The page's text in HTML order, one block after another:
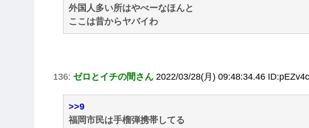
外国人多い所はやべーなほんと
ここは昔からヤバイわ
136: ゼロとイチの間さん 2022/03/28(月) 09:48:34.46
>>9
福岡市民は手榴弾携帯してる